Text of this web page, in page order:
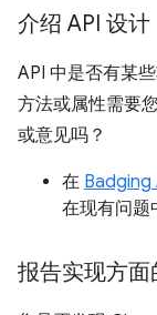
介绍 API 设计
API 中是否有某
方法或属性需要
或意见吗？
在 Badging
在现有问题
报告实现方面